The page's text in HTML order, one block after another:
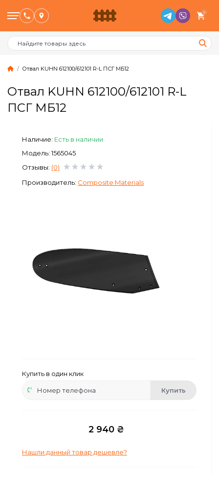
0
Пчеловодство
Энергопитание
Отвал KUHN 612100/612101 R-L ПСГ МБ12
Отвал KUHN 612100/612101 R-L
ПСГ МБ12
Наличие: Есть в наличии
Модель: 1565045
Отзывы: (0)
Производитель: Composite Materials
Купить в один клик
Купить
2 940 ₴
Нашли данный товар дешевле?